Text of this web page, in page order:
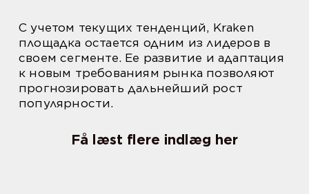
С учетом текущих тенденций, Kraken
площадка остается одним из лидеров в
своем сегменте. Ее развитие и адаптация
к новым требованиям рынка позволяют
прогнозировать дальнейший рост
популярности.
Få læst flere indlæg her